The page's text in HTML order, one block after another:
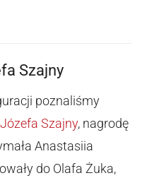
Szajny
poznaliśmy
Szajny, nagrodę
Anastasiia
do Olafa Żuka,